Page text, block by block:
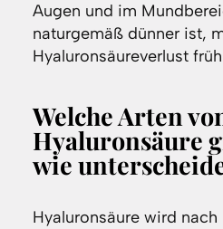
Augen und im
naturgemäß dünner ist,
Hyaluronsäureverlust
Welche Arten
Hyaluronsäure
wie
Hyaluronsäure wird